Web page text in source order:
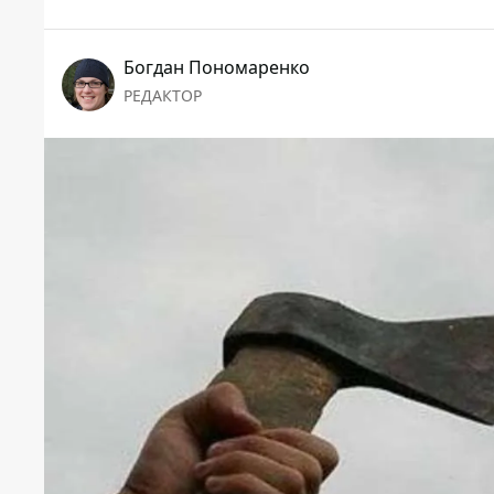
Богдан Пономаренко
РЕДАКТОР